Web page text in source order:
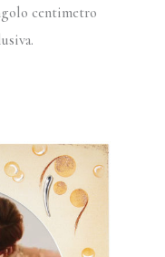
centimetro